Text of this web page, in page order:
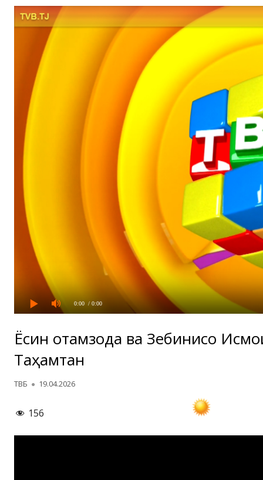
0:00 / 0:00
Ёсин Ҳотамзода ва Зебинисо
Таҳамтан
Автор
ТВБ Опубликовано
19.04.2026
156